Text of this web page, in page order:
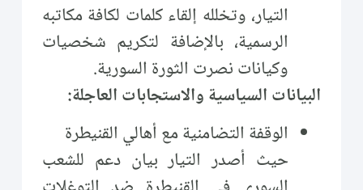
التيار، وتخلله إلقاء كلمات لكافة مكاتبه
الرسمية، بالإضافة لتكريم شخصيات
وكيانات نصرت الثورة السورية.
البيانات السياسية والاستجابات العاجلة:
الوقفة التضامنية مع أهالي القنيطرة
حيث أصدر التيار بيان دعم للشعب